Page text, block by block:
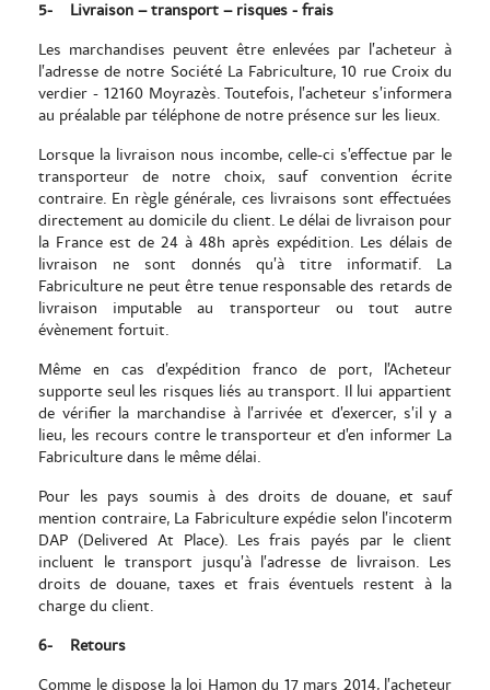
5- Livraison – transport – risques - frais
Les marchandises peuvent être enlevées par l’acheteur à
l’adresse de notre Société La Fabriculture, 10 rue Croix du
verdier - 12160 Moyrazès. Toutefois, l’acheteur s’informera
au préalable par téléphone de notre présence sur les lieux.
Lorsque la livraison nous incombe, celle-ci s’effectue par le
transporteur de notre choix, sauf convention écrite
contraire. En règle générale, ces livraisons sont effectuées
directement au domicile du client. Le délai de livraison pour
la France est de 24 à 48h après expédition. Les délais de
livraison ne sont donnés qu’à titre informatif. La
Fabriculture ne peut être tenue responsable des retards de
livraison imputable au transporteur ou tout autre
évènement fortuit.
Même en cas d’expédition franco de port, l’Acheteur
supporte seul les risques liés au transport. Il lui appartient
de vérifier la marchandise à l’arrivée et d’exercer, s’il y a
lieu, les recours contre le transporteur et d’en informer La
Fabriculture dans le même délai.
Pour les pays soumis à des droits de douane, et sauf
mention contraire, La Fabriculture expédie selon l’incoterm
DAP (Delivered At Place). Les frais payés par le client
incluent le transport jusqu’à l’adresse de livraison. Les
droits de douane, taxes et frais éventuels restent à la
charge du client.
6- Retours
Comme le dispose la loi Hamon du 17 mars 2014, l’acheteur